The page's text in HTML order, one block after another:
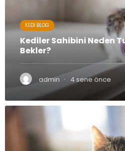
KEDI BLOG
Kediler Sahibini Neden
Bekler?
admin · 4 sene önce